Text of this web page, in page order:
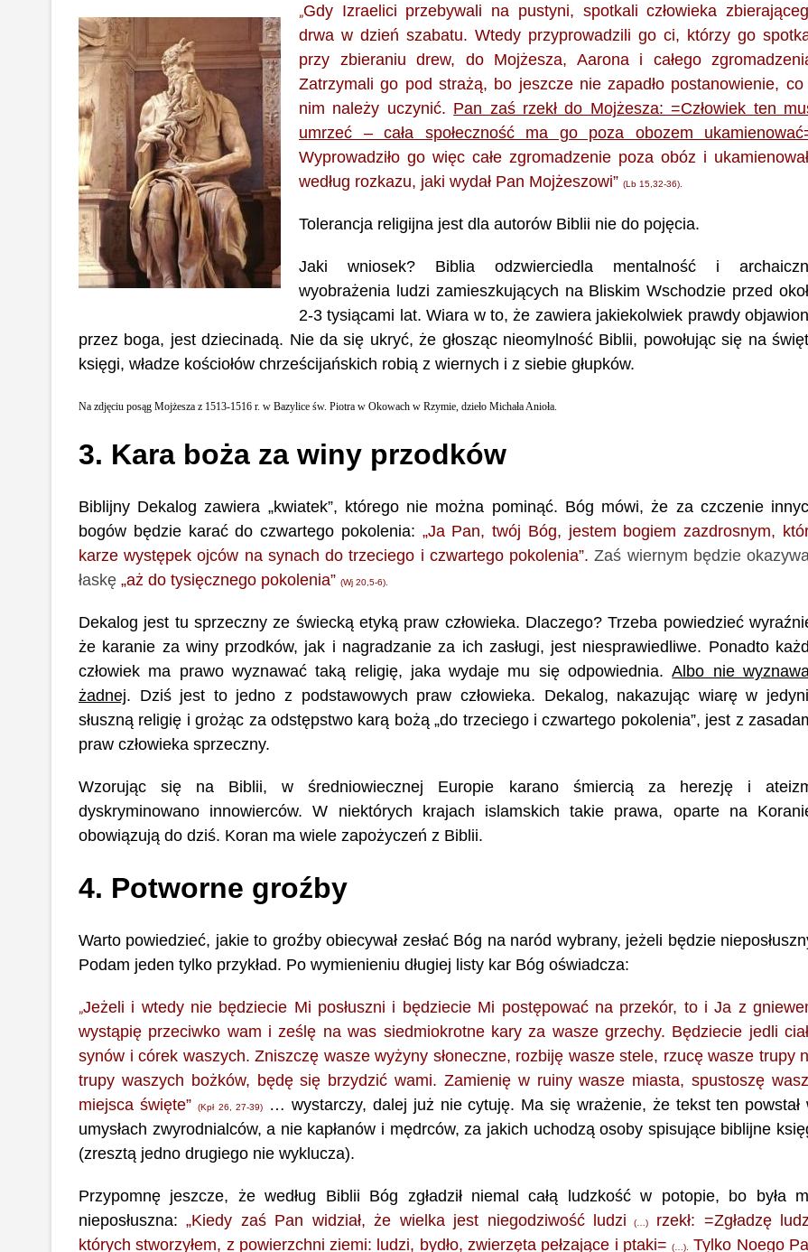
„Gdy Izraelici przebywali na pustyni, spotkali człowieka
drwa w dzień szabatu. Wtedy przyprowadzili go ci, którzy go
przy zbieraniu drew, do Mojżesza, Aarona i całego
Zatrzymali go pod strażą, bo jeszcze nie zapadło postanowienie, co
nim należy uczynić. Pan zaś rzekł do Mojżesza: =Człowiek ten
umrzeć – cała społeczność ma go poza obozem
Wyprowadziło go więc całe zgromadzenie poza obóz i
według rozkazu, jaki wydał Pan Mojżeszowi” (Lb 15,32-36).
Tolerancja religijna jest dla autorów Biblii nie do pojęcia.
Jaki wniosek? Biblia odzwierciedla mentalność i
wyobrażenia ludzi zamieszkujących na Bliskim Wschodzie przed
2-3 tysiącami lat. Wiara w to, że zawiera jakiekolwiek prawdy
przez boga, jest dziecinadą. Nie da się ukryć, że głosząc nieomylność Biblii, powołując się na
księgi, władze kościołów chrześcijańskich robią z wiernych i z siebie głupków.
Na zdjęciu posąg Mojżesza z 1513-1516 r. w Bazylice św. Piotra w Okowach w Rzymie, dzieło Michała Anioła.
3. Kara boża za winy przodków
Biblijny Dekalog zawiera „kwiatek”, którego nie można pominąć. Bóg mówi, że za czczenie
bogów będzie karać do czwartego pokolenia: „Ja Pan, twój Bóg, jestem bogiem zazdrosnym,
karze występek ojców na synach do trzeciego i czwartego pokolenia”.Zaś wiernym będzie
łaskę „aż do tysięcznego pokolenia” (Wj 20,5-6).
Dekalog jest tu sprzeczny ze świecką etyką praw człowieka. Dlaczego? Trzeba powiedzieć
że karanie za winy przodków, jak i nagradzanie za ich zasługi, jest niesprawiedliwe. Ponadto
człowiek ma prawo wyznawać taką religię, jaka wydaje mu się odpowiednia.Albo nie
żadnej. Dziś jest to jedno z podstawowych praw człowieka. Dekalog, nakazując wiarę w
słuszną religię i grożąc za odstępstwo karą bożą „do trzeciego i czwartego pokolenia”, jest z
praw człowieka sprzeczny.
Wzorując się na Biblii, w średniowiecznej Europie karano śmiercią za herezję i
dyskryminowano innowierców. W niektórych krajach islamskich takie prawa, oparte na
obowiązują do dziś. Koran ma wiele zapożyczeń z Biblii.
4. Potworne groźby
Warto powiedzieć, jakie to groźby obiecywał zesłać Bóg na naród wybrany, jeżeli będzie
Podam jeden tylko przykład. Po wymienieniu długiej listy kar Bóg oświadcza:
„Jeżeli i wtedy nie będziecie Mi posłuszni i będziecie Mi postępować na przekór, to i Ja z
wystąpię przeciwko wam i ześlę na was siedmiokrotne kary za wasze grzechy. Będziecie jedli
synów i córek waszych. Zniszczę wasze wyżyny słoneczne, rozbiję wasze stele, rzucę wasze trupy
trupy waszych bożków, będę się brzydzić wami. Zamienię w ruiny wasze miasta, spustoszę
miejsca święte”
(Kpł 26, 27-39)
… wystarczy, dalej już nie cytuję. Ma się wrażenie, że tekst ten powstał
umysłach zwyrodnialców, a nie kapłanów i mędrców, za jakich uchodzą osoby spisujące biblijne
(zresztą jedno drugiego nie wyklucza).
Przypomnę jeszcze, że według Biblii Bóg zgładził niemal całą ludzkość w potopie, bo była
nieposłuszna: „Kiedy zaś Pan widział, że wielka jest niegodziwość ludzi (…)rzekł: =Zgładzę
których stworzyłem, z powierzchni ziemi: ludzi, bydło, zwierzęta pełzające i ptaki=(…). Tylko Noego